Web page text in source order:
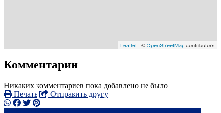
Leaflet | ©OpenStreetMapcontributors
Комментарии
Никаких комментариев пока добавлено не было
Печать
Отправить другу